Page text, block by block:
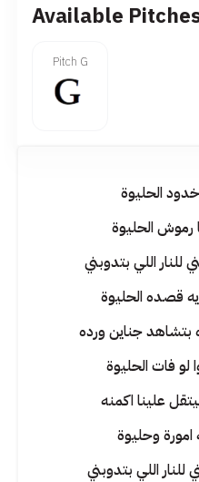
Available
Pitch G
خدود الحليوة
رموش الحليوة
للنار اللي بتدوبني
قصده الحليوة
جناين ورده
لو فات الحليوة
علينا اكمنه
امورة وحليوة
للنار اللي بتدوبني